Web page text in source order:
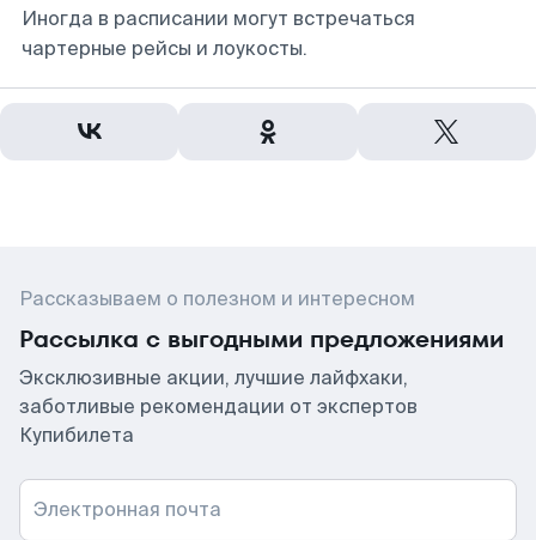
Иногда в расписании могут встречаться
чартерные рейсы и лоукосты.
Рассказываем о полезном и интересном
Рассылка с выгодными предложениями
Эксклюзивные акции, лучшие лайфхаки,
заботливые рекомендации от экспертов
Купибилета
Электронная почта